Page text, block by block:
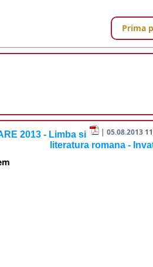
Prima
| 05.08.2013
2013 - Limba si
literatura romana -